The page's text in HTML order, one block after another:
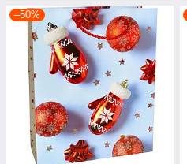
–50%